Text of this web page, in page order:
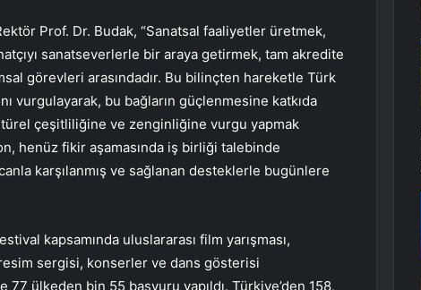
Prof. Dr. Budak, “Sanatsal faaliyetler üretmek,
sanatseverlerle bir araya getirmek, tam akredite
görevleri arasındadır. Bu bilinçten hareketle Türk
vurgulayarak, bu bağların güçlenmesine katkıda
çeşitliliğine ve zenginliğine vurgu yapmak
henüz fikir aşamasında iş birliği talebinde
karşılanmış ve sağlanan desteklerle bugünlere
kapsamında uluslararası film yarışması,
sergisi, konserler ve dans gösterisi
ülkeden bin 55 başvuru yapıldı. Türkiye’den 158,